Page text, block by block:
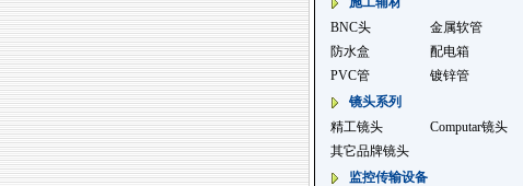
BNC头
金属软管
防水盒
配电箱
PVC管
镀锌管
镜头系列
精工镜头
Computar镜头
其它品牌镜头
监控传输设备